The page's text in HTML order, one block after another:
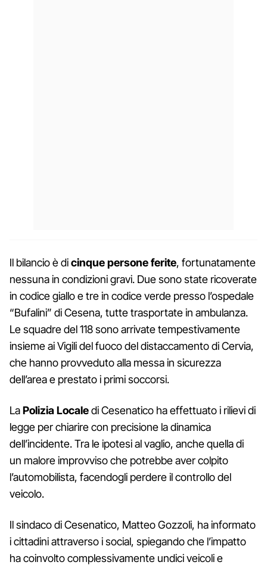
Il bilancio è dicinque persone ferite, fortunatamente
nessuna in condizioni gravi. Due sono state ricoverate
in codice giallo e tre in codice verde presso l’ospedale
“Bufalini” di Cesena, tutte trasportate in ambulanza.
Le squadre del 118 sono arrivate tempestivamente
insieme ai Vigili del fuoco del distaccamento di Cervia,
che hanno provveduto alla messa in sicurezza
dell’area e prestato i primi soccorsi.
LaPolizia Localedi Cesenatico ha effettuato i rilievi di
legge per chiarire con precisione la dinamica
dell’incidente. Tra le ipotesi al vaglio, anche quella di
un malore improvviso che potrebbe aver colpito
l’automobilista, facendogli perdere il controllo del
veicolo.
Il sindaco di Cesenatico, Matteo Gozzoli, ha informato
i cittadini attraverso i social, spiegando che l’impatto
ha coinvolto complessivamente undici veicoli e